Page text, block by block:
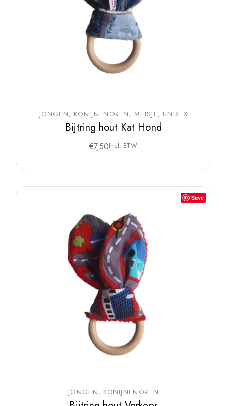
JONGEN KONIJNENOREN MEISJE UNISEX
Bijtring hout Kat Hond
€7,50Incl. BTW
Save
JONGEN KONIJNENOREN